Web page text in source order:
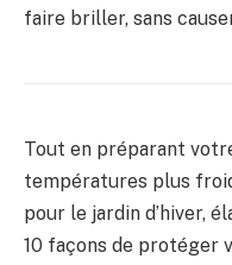
faire briller, sans
Tout en préparant
températures plus
pour le jardin d’hiver,
10 façons de protéger